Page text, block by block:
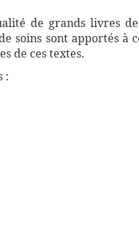
de grands livres
soins sont apportés à
de ces textes.
: